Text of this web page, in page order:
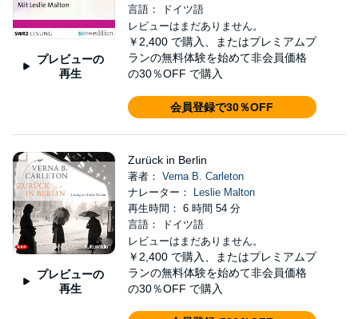
プレビューの
再生
言語： ドイツ語
レビューはまだありません。
￥2,400 で購入、またはプレミアムプ
ランの無料体験を始めて非会員価格
の30％OFF で購入
会員登録で30％OFF
プレビューの
再生
Zurück in Berlin
著者： Verna B. Carleton
ナレーター：
Leslie Malton
再生時間： 6 時間 54 分
言語： ドイツ語
レビューはまだありません。
￥2,400 で購入、またはプレミアムプ
ランの無料体験を始めて非会員価格
の30％OFF で購入